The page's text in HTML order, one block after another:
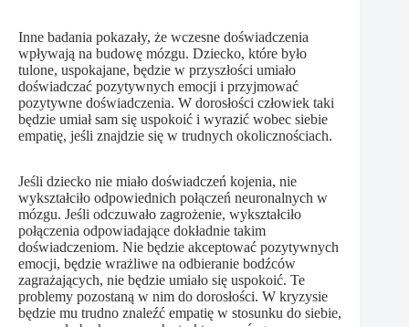
Inne badania pokazały, że wczesne doświadczenia
wpływają na budowę mózgu. Dziecko, które było
tulone, uspokajane, będzie w przyszłości umiało
doświadczać pozytywnych emocji i przyjmować
pozytywne doświadczenia. W dorosłości człowiek taki
będzie umiał sam się uspokoić i wyrazić wobec siebie
empatię, jeśli znajdzie się w trudnych okolicznościach.
Jeśli dziecko nie miało doświadczeń kojenia, nie
wykształciło odpowiednich połączeń neuronalnych w
mózgu. Jeśli odczuwało zagrożenie, wykształciło
połączenia odpowiadające dokładnie takim
doświadczeniom. Nie będzie akceptować pozytywnych
emocji, będzie wrażliwe na odbieranie bodźców
zagrażających, nie będzie umiało się uspokoić. Te
problemy pozostaną w nim do dorosłości. W kryzysie
będzie mu trudno znaleźć empatię w stosunku do siebie,